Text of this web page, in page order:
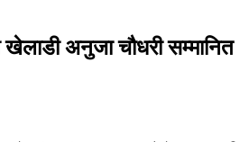
खेलाडी अनुजा चौधरी सम्मानित